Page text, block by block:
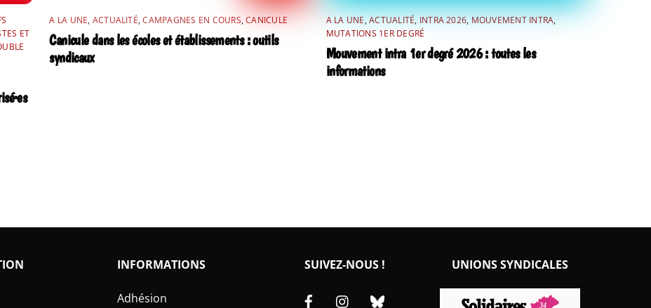
ET
A LA UNE, ACTUALITÉ,CAMPAGNES EN COURS,CANICULE
Canicule dans les écoles et établissements : outils
syndicaux
A LA UNE,ACTUALITÉ,INTRA 2026,MOUVEMENT INTRA,
MUTATIONS 1ER DEGRÉ
Mouvement intra 1er degré 2026 : toutes les
informations
INFORMATIONS
Adhésion
SUIVEZ-NOUS !
FacebookInstagram
UNIONS SYNDICALES